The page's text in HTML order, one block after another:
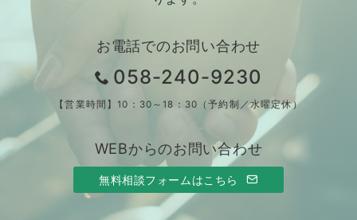
お電話でのお問い合わせ
058-240-9230
【営業時間】10：30～18：30（予約制／水曜定休）
WEBからのお問い合わせ
無料相談フォームはこちら